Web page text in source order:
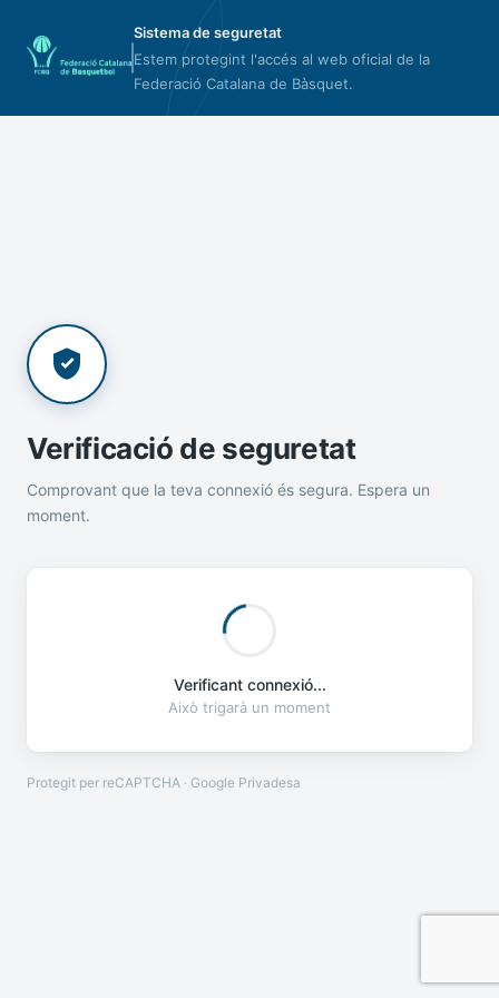
Sistema de seguretat
Estem protegint l'accés al web oficial de la
Federació Catalana de Bàsquet.
Verificació de seguretat
Comprovant que la teva connexió és segura. Espera un
moment.
Verificant connexió...
Això trigarà un moment
Protegit per reCAPTCHA · Google Privadesa